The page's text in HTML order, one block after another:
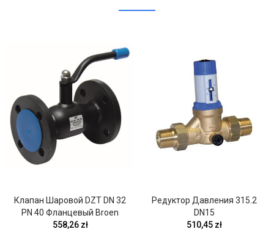
Клапан Шаровой DZT DN 32
PN 40 Фланцевый Broen
558,26 zł
Редуктор Давления 315.2
DN15
510,45 zł